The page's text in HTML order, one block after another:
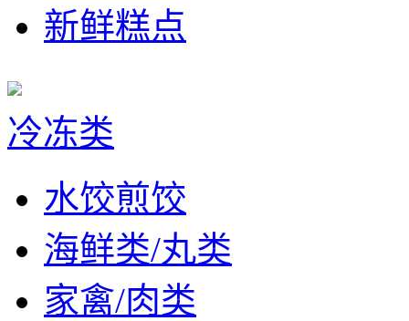
新鲜糕点
冷冻类
水饺煎饺
海鲜类/丸类
家禽/肉类